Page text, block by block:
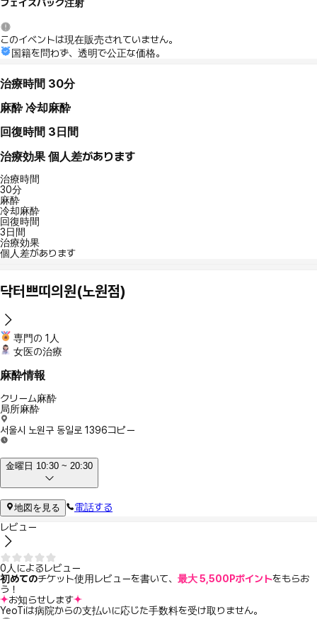
フェイスパック注射
このイベントは現在販売されていません。
国籍を問わず、透明で公正な価格。
治療時間 30分
麻酔 冷却麻酔
回復時間 3日間
治療効果 個人差があります
治療時間
30分
麻酔
冷却麻酔
回復時間
3日間
治療効果
個人差があります
닥터쁘띠의원(노원점)
専門の 1人
女医の治療
麻酔情報
クリーム麻酔
局所麻酔
서울시 노원구 동일로 1396コピー
金曜日 10:30 ~ 20:30
地図を見る
電話する
レビュー
0人によるレビュー
初めてのチケット使用レビューを書いて、 最大 5,500Pポイントをもらお
う！
お知らせします
YeoTiは病院からの支払いに応じた手数料を受け取りません。